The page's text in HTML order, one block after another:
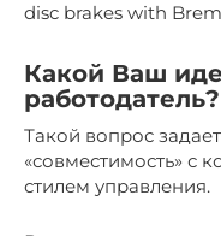
disc brakes with
Какой Ваш
работодатель?
Такой вопрос
«совместимость» с
стилем управления.